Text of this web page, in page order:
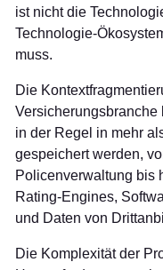
ist nicht die
Technologie-
muss.
Die
in der Regel in mehr
gespeichert werden,
Policenverwaltung bis
Rating-Engines,
und Daten von
Die Komplexität der